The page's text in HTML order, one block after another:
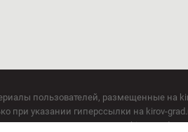
пользователей, размещенные на
при указании гиперссылки на kirov-
при указании на ресурс: kirov-grad.ru